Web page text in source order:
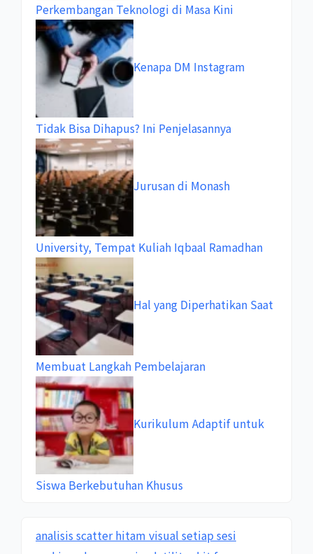
Perkembangan Teknologi di Masa Kini
Kenapa DM Instagram
Tidak Bisa Dihapus? Ini Penjelasannya
Jurusan di Monash
University, Tempat Kuliah Iqbaal Ramadhan
Hal yang Diperhatikan Saat
Membuat Langkah Pembelajaran
Kurikulum Adaptif untuk
Siswa Berkebutuhan Khusus
analisis scatter hitam visual setiap sesi